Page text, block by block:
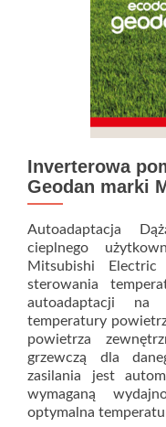
Inverterowa
Geodan marki
Autoadaptacja
cieplnego
Mitsubishi Electric
sterowania
autoadaptacji na
temperatury
powietrza
grzewczą dla
zasilania jest
wymaganą
optymalna